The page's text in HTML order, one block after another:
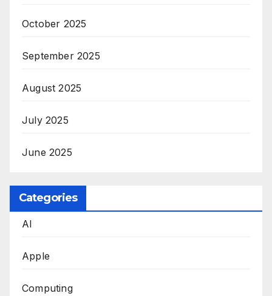
October 2025
September 2025
August 2025
July 2025
June 2025
Categories
AI
Apple
Computing